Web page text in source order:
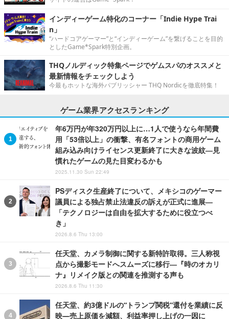
インディーゲーム特化のコーナー「Indie Hype Trai
n」
“ハードコアゲーマー”と“インディーゲーム”を繋げることを目的
としたGame*Spark特別企画。
THQノルディック特集ページでゲムスパのオススメと
最新情報をチェックしよう
今最もホットな海外パブリッシャー THQ Nordicを徹底特集！
ゲーム業界アクセスランキング
年6万円が年320万円以上に…1人で使うなら年間費
用「53倍以上」の衝撃、有名フォントの商用ゲーム
組み込み向けライセンス更新終了に大きな波紋―見
慣れたゲームの見た目変わるかも
2025.11.30 Sun 22:49
PSディスク生産終了について、メキシコのゲーマー
議員による独占禁止法違反の訴えが正式に進展―
「テクノロジーは自由を拡大するために役立つべ
き」
2026.8.6 Thu 13:00
任天堂、カメラ制御に関する新特許取得。三人称視
点から撮影モードへスムーズに移行―『時のオカリ
ナ』リメイク版との関連を推測する声も
2026.8.6 Thu 11:30
任天堂、約3億ドルの“トランプ関税”還付を業績に反
映―売上原価を減額、利益率押し上げの一因に